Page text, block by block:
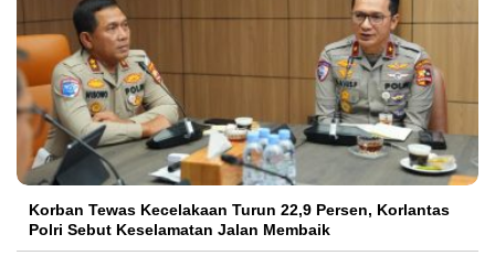
Korban Tewas Kecelakaan Turun 22,9 Persen, Korlantas
Polri Sebut Keselamatan Jalan Membaik